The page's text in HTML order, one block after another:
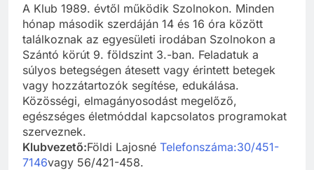
A Klub 1989. évtől működik Szolnokon. Minden
hónap második szerdáján 14 és 16 óra között
találkoznak az egyesületi irodában Szolnokon a
Szántó körút 9. földszint 3.-ban. Feladatuk a
súlyos betegségen átesett vagy érintett betegek
vagy hozzátartozók segítése, edukálása.
Közösségi, elmagányosodást megelőző,
egészséges életmóddal kapcsolatos programokat
szerveznek.
Klubvezető:Földi Lajosné Telefonszáma:30/451-
7146vagy 56/421-458.